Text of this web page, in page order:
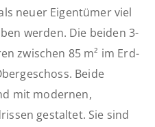
neuer Eigentümer viel
werden. Die beiden 3-
zwischen 85 m² im Erd-
Beide
mit modernen,
gestaltet. Sie sind